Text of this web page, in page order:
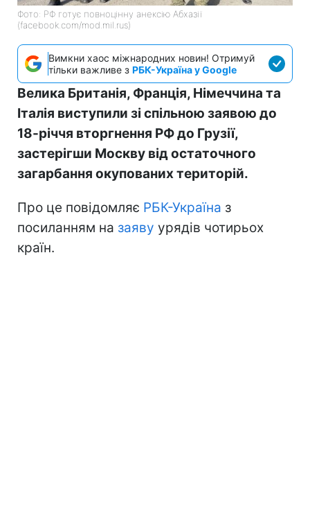
Фото: РФ готує повноцінну анексію Абхазії
(facebook.com/mod.mil.rus)
Вимкни хаос міжнародних новин! Отримуй
тільки важливе з РБК-Україна у Google
Велика Британія, Франція, Німеччина та
Італія виступили зі спільною заявою до
18-річчя вторгнення РФ до Грузії,
застерігши Москву від остаточного
загарбання окупованих територій.
Про це повідомляє РБК-Україна з
посиланням на заяву урядів чотирьох
країн.